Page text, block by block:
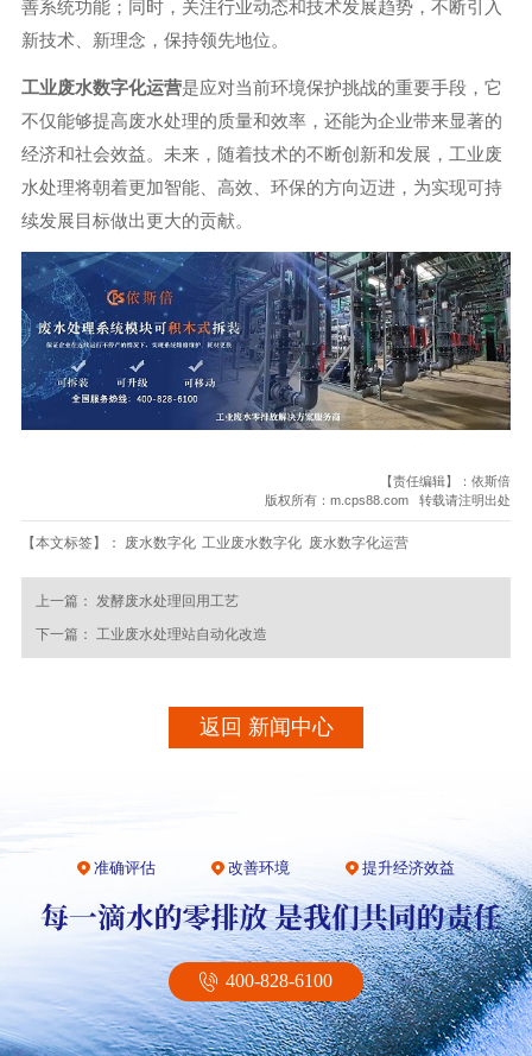
善系统功能；同时，关注行业动态和技术发展趋势，不断引入
新技术、新理念，保持领先地位。
工业废水数字化运营是应对当前环境保护挑战的重要手段，它
不仅能够提高废水处理的质量和效率，还能为企业带来显著的
经济和社会效益。未来，随着技术的不断创新和发展，工业废
水处理将朝着更加智能、高效、环保的方向迈进，为实现可持
续发展目标做出更大的贡献。
【责任编辑】：依斯倍
版权所有：m.cps88.com 转载请注明出处
【本文标签】： 废水数字化 工业废水数字化 废水数字化运营
上一篇： 发酵废水处理回用工艺
下一篇： 工业废水处理站自动化改造
返回 新闻中心
准确评估 改善环境 提升经济效益
400-828-6100